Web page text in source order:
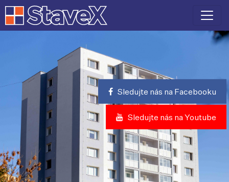
Sledujte nás na Facebooku
Sledujte nás na Youtube